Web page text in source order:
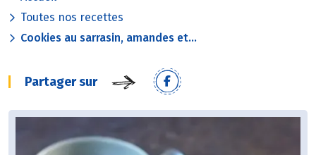
Toutes nos recettes
Cookies au sarrasin, amandes et...
Partager sur